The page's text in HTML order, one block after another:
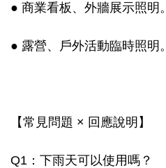
● 商業看板、外牆展示照明。
● 露營、戶外活動臨時照明。
【常見問題 × 回應說明】
Q1：下雨天可以使用嗎？